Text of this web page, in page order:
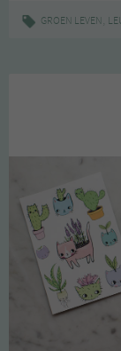
GROEN LEVEN,